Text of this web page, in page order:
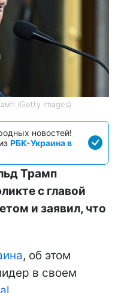
(Getty Images)
новостей!
РБК-Украина в
Трамп
с главой
и заявил, что
, об этом
в своем
.